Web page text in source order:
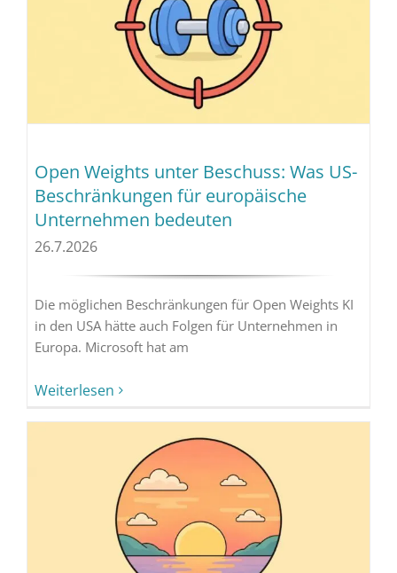
Open Weights unter Beschuss: Was US-
Beschränkungen für europäische
Unternehmen bedeuten
26.7.2026
Die möglichen Beschränkungen für Open Weights KI
in den USA hätte auch Folgen für Unternehmen in
Europa. Microsoft hat am
Weiterlesen